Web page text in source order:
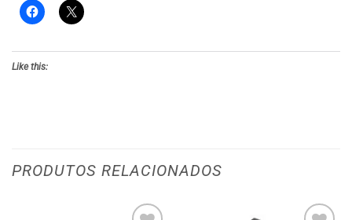
Like this:
PRODUTOS RELACIONADOS